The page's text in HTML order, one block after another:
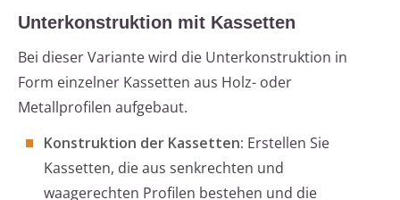
Unterkonstruktion mit Kassetten
Bei dieser Variante wird die Unterkonstruktion in
Form einzelner Kassetten aus Holz- oder
Metallprofilen aufgebaut.
Konstruktion der Kassetten: Erstellen Sie
Kassetten, die aus senkrechten und
waagerechten Profilen bestehen und die